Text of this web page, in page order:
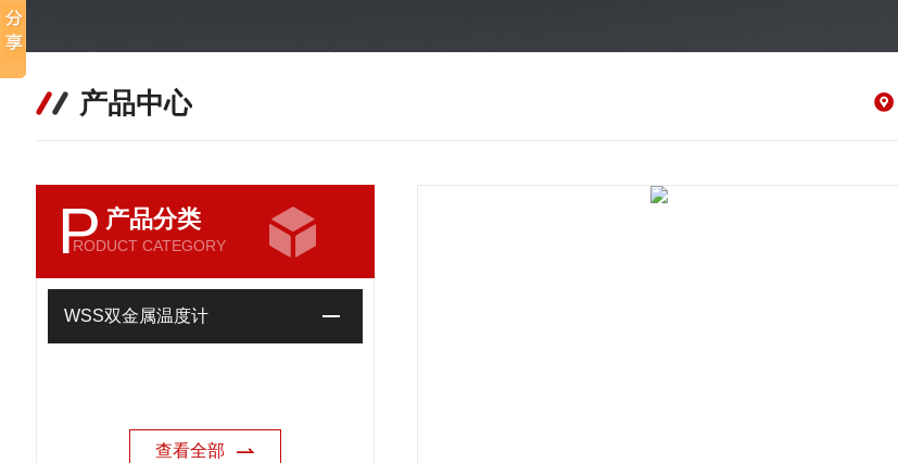
产品中心
P 产品分类
RODUCT CATEGORY
WSS双金属温度计
查看全部